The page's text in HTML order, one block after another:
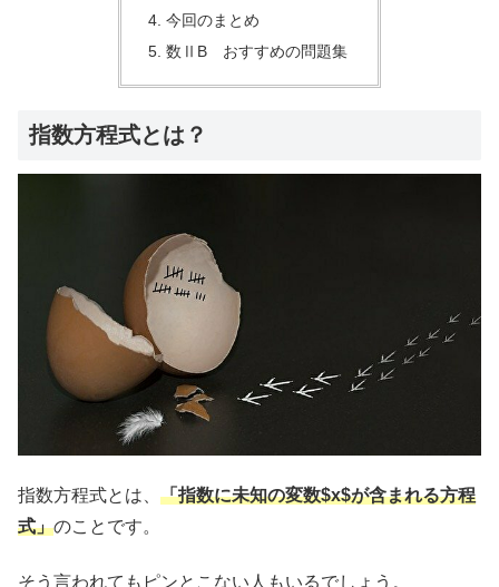
今回のまとめ
数ⅡB おすすめの問題集
指数方程式とは？
指数方程式とは、 「指数に未知の変数$x$が含まれる方程
式」のことです。
そう言われてもピンとこない人もいるでしょう。